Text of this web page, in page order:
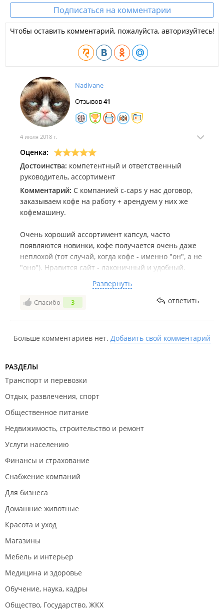
Подписаться на комментарии
Чтобы оставить комментарий, пожалуйста, авторизуйтесь!
Nadivane
Отзывов41
4 июля 2018 г.
Оценка:
Достоинства: компетентный и ответственный
руководитель, ассортимент
Комментарий: С компанией c-caps у нас договор,
заказываем кофе на работу + арендуем у них же
кофемашину.
Очень хороший ассортимент капсул, часто
появляются новинки, кофе получается очень даже
неплохой (тот случай, когда кофе - именно "он", а не
"оно"). Нравится сайт - лаконичный и удобный.
Всегда радует взаимодействие с руководителем,
заказ можно сделать хоть по whatsapp, все
оперативно и без претензий, доставка
осуществляется в оговорённые сроки, для юр.лиц
такой контрагент - просто подарок.
Развернуть
Спасибо 3 ответить
Больше комментариев нет. Добавить свой комментарий
РАЗДЕЛЫ
Транспорт и перевозки
Отдых, развлечения, спорт
Общественное питание
Недвижимость, строительство и ремонт
Услуги населению
Финансы и страхование
Снабжение компаний
Для бизнеса
Домашние животные
Красота и уход
Магазины
Мебель и интерьер
Медицина и здоровье
Обучение, наука, кадры
Общество, Государство, ЖКХ